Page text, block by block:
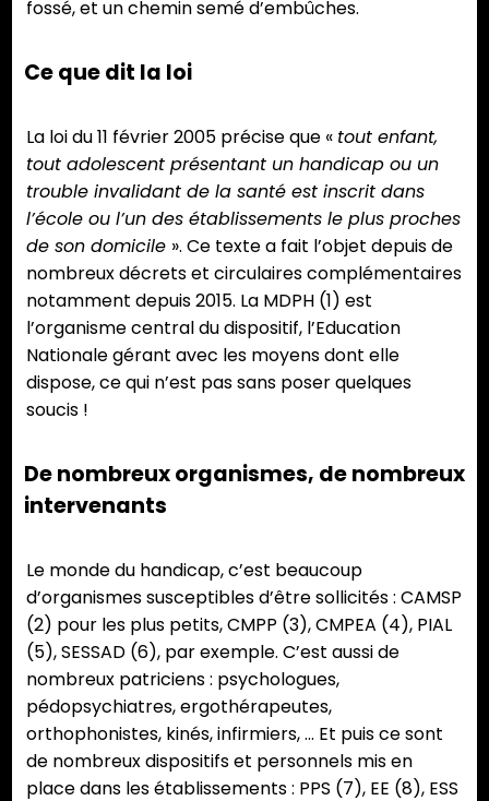
fossé, et un chemin semé d’embûches.
Ce que dit la loi
La loi du 11 février 2005 précise que « tout enfant,
tout adolescent présentant un handicap ou un
trouble invalidant de la santé est inscrit dans
l’école ou l’un des établissements le plus proches
de son domicile ». Ce texte a fait l’objet depuis de
nombreux décrets et circulaires complémentaires
notamment depuis 2015. La MDPH (1) est
l’organisme central du dispositif, l’Education
Nationale gérant avec les moyens dont elle
dispose, ce qui n’est pas sans poser quelques
soucis !
De nombreux organismes, de nombreux
intervenants
Le monde du handicap, c’est beaucoup
d’organismes susceptibles d’être sollicités : CAMSP
(2) pour les plus petits, CMPP (3), CMPEA (4), PIAL
(5), SESSAD (6), par exemple. C’est aussi de
nombreux patriciens : psychologues,
pédopsychiatres, ergothérapeutes,
orthophonistes, kinés, infirmiers, … Et puis ce sont
de nombreux dispositifs et personnels mis en
place dans les établissements : PPS (7), EE (8), ESS